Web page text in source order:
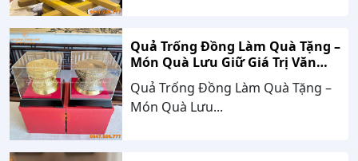
Quả Trống Đồng Làm Quà Tặng –
Món Quà Lưu Giữ Giá Trị Văn
Hóa, Gắn Kết Thành Công
Quả Trống Đồng Làm Quà Tặng –
Món Quà Lưu...